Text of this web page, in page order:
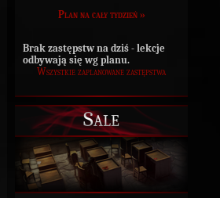
Plan na cały tydzień »
Brak zastępstw na dziś - lekcje
odbywają się wg planu.
Wszystkie zaplanowane zastępstwa
Sale